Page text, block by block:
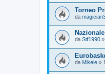
Torneo
da
da Stf1990 »
da Mikele »